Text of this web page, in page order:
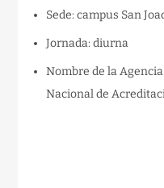
Sede: campus San
Jornada: diurna
Nombre de la
Nacional de